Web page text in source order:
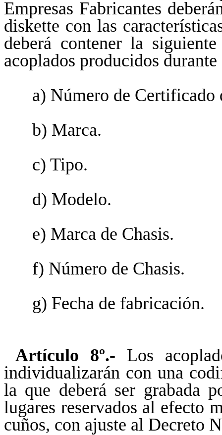
Empresas Fabricantes
diskette con las
deberá contener la
acoplados producidos
a) Número de Certificado
b) Marca.
c) Tipo.
d) Modelo.
e) Marca de Chasis.
f) Número de Chasis.
g) Fecha de fabricación.
Artículo 8º.- Los
individualizarán con una
la que deberá ser grabada
lugares reservados al efecto
cuños, con ajuste al Decreto